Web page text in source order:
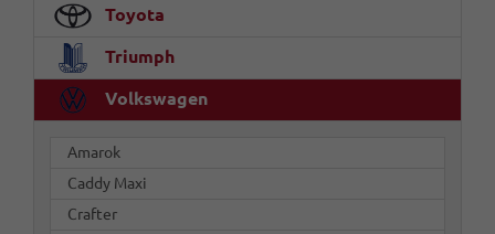
Toyota
Triumph
Volkswagen
Amarok
Caddy Maxi
Crafter